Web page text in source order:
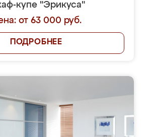
купе "Эрикуса"
от 63 000 руб.
ПОДРОБНЕЕ